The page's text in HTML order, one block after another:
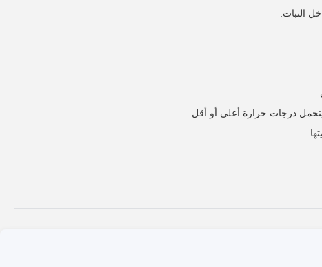
النبات.
درجات حرارة أعلى أو أقل.